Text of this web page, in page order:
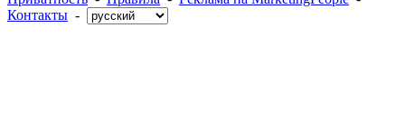
Контакты -